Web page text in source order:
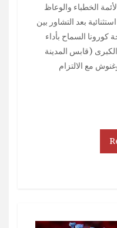
الخطباء والوعاظ
بعد التشاور بين
كورونا السماح بأداء
(قابس المدينة
مع الالتزام